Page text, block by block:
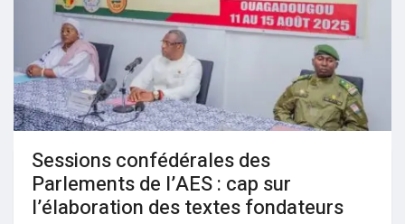
Sessions confédérales des
Parlements de l’AES : cap sur
l’élaboration des textes fondateurs